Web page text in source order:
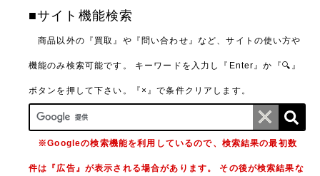
■サイト機能検索
商品以外の『買取』や『問い合わせ』など、サイトの使い方や
機能のみ検索可能です。 キーワードを入力し『Enter』か『🔍』
ボタンを押して下さい。『×』で条件クリアします。
※Googleの検索機能を利用しているので、検索結果の最初数
件は『広告』が表示される場合があります。 その後が検索結果な